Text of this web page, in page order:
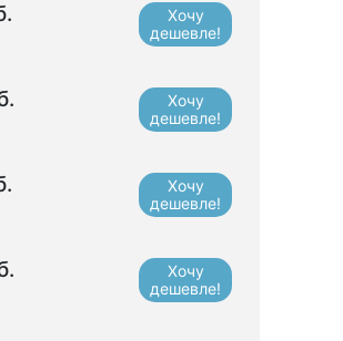
Хочу
дешевле!
Хочу
дешевле!
Хочу
дешевле!
Хочу
дешевле!